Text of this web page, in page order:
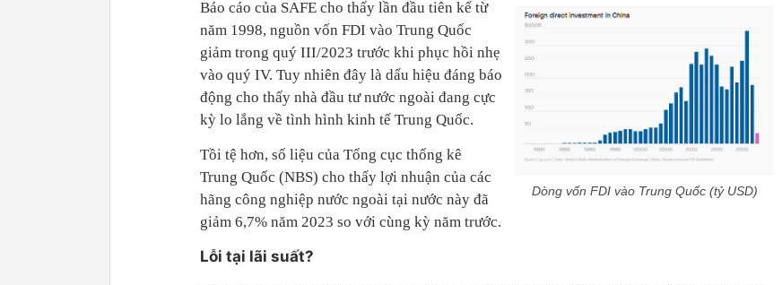
Dòng vốn FDI vào Trung Quốc (tỷ USD)
Báo cáo của SAFE cho thấy lần đầu tiên kể từ
năm 1998, nguồn vốn FDI vào Trung Quốc
giảm trong quý III/2023 trước khi phục hồi nhẹ
vào quý IV. Tuy nhiên đây là dấu hiệu đáng báo
động cho thấy nhà đầu tư nước ngoài đang cực
kỳ lo lắng về tình hình kinh tế Trung Quốc.
Tồi tệ hơn, số liệu của Tổng cục thống kê
Trung Quốc (NBS) cho thấy lợi nhuận của các
hãng công nghiệp nước ngoài tại nước này đã
giảm 6,7% năm 2023 so với cùng kỳ năm trước.
Lỗi tại lãi suất?